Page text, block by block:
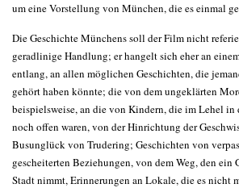
um eine Vorstellung von München, die es einmal
Die Geschichte Münchens soll der Film nicht
geradlinige Handlung; er hangelt sich eher an
entlang, an allen möglichen Geschichten, die
gehört haben könnte; die von dem ungeklärten
beispielsweise, an die von Kindern, die im Lehel in
noch offen waren, von der Hinrichtung der
Busunglück von Trudering; Geschichten von
gescheiterten Beziehungen, von dem Weg, den ein
Stadt nimmt, Erinnerungen an Lokale, die es nicht